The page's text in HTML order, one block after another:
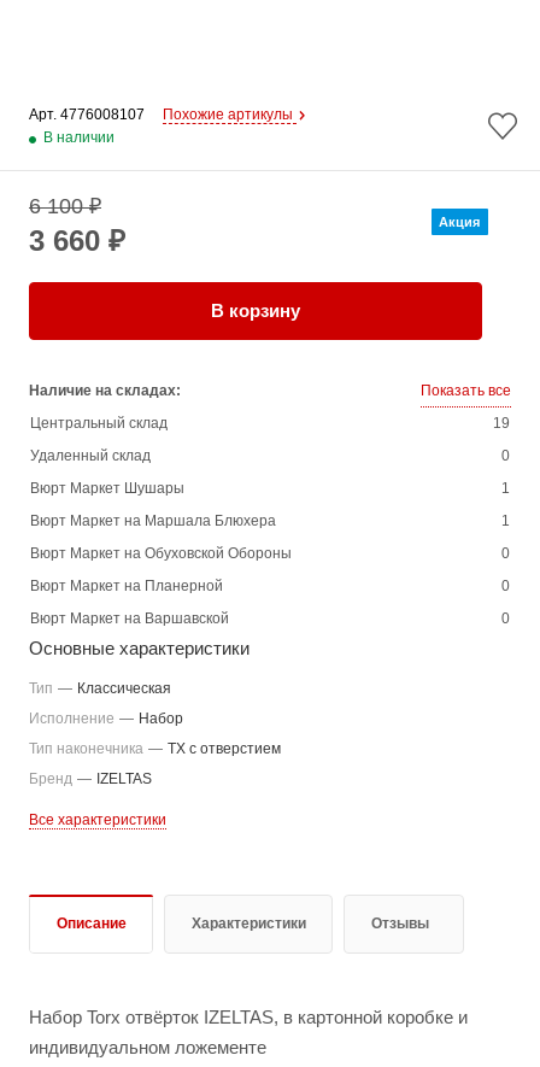
Арт. 4776008107
Похожие артикулы
В наличии
6 100 ₽
3 660 ₽
Акция
В корзину
Наличие на складах:
Показать все
Центральный склад
19
Удаленный склад
0
Вюрт Маркет Шушары
1
Вюрт Маркет на Маршала Блюхера
1
Вюрт Маркет на Обуховской Обороны
0
Вюрт Маркет на Планерной
0
Вюрт Маркет на Варшавской
0
Основные характеристики
Тип — Классическая
Исполнение — Набор
Тип наконечника — TX с отверстием
Бренд — IZELTAS
Все характеристики
Описание Характеристики Отзывы
Набор Torx отвёрток IZELTAS, в картонной коробке и
индивидуальном ложементе